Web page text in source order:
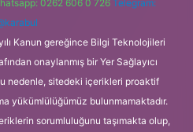
0262 606 0 726 Telegram:
Kanun gereğince Bilgi Teknolojileri
onaylanmış bir Yer Sağlayıcı
nedenle, sitedeki içerikleri proaktif
yükümlülüğümüz bulunmamaktadır.
sorumluluğunu taşımakta olup,